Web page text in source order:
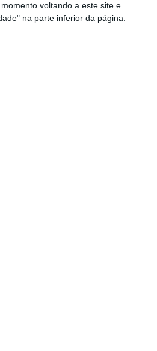
voltando a este site e
na parte inferior da página.